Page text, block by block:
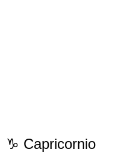
♑ Capricornio